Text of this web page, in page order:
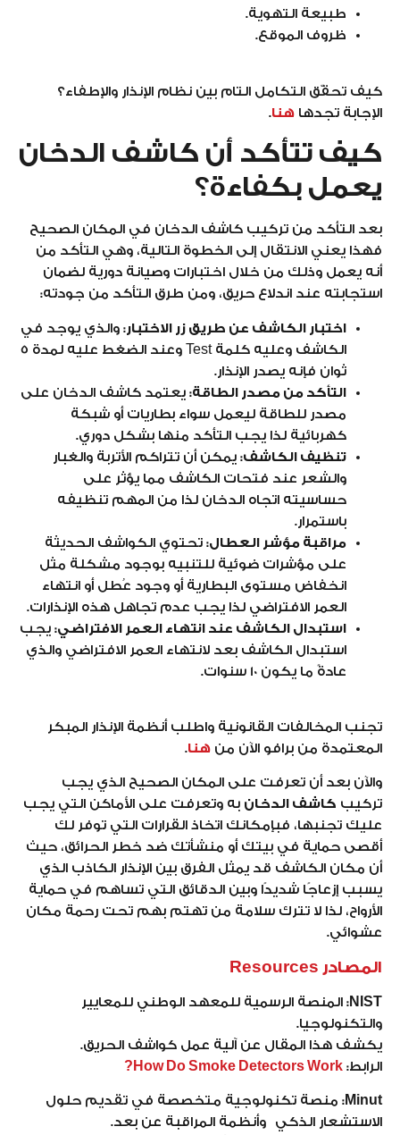
طبيعة التهوية.
ظروف الموقع.
كيف تحقّق التكامل التام بين نظام الإنذار والإطفاء؟
الإجابة تجدها هنا.
كيف تتأكد أن كاشف الدخان
يعمل بكفاءة؟
بعد التأكد من تركيب كاشف الدخان في المكان الصحيح
فهذا يعني الانتقال إلى الخطوة التالية، وهي التأكد من
أنه يعمل وذلك من خلال اختبارات وصيانة دورية لضمان
استجابته عند اندلاع حريق، ومن طرق التأكد من جودته:
اختبار الكاشف عن طريق زر الاختبار: والذي يوجد في
الكاشف وعليه كلمة Test وعند الضغط عليه لمدة 5
ثوان فإنه يصدر الإنذار.
التأكد من مصدر الطاقة: يعتمد كاشف الدخان على
مصدر للطاقة ليعمل سواء بطاريات أو شبكة
كهربائية لذا يجب التأكد منها بشكل دوري.
تنظيف الكاشف: يمكن أن تتراكم الأتربة والغبار
والشعر عند فتحات الكاشف مما يؤثر على
حساسيته اتجاه الدخان لذا من المهم تنظيفه
باستمرار.
مراقبة مؤشر العطال: تحتوي الكواشف الحديثة
على مؤشرات ضوئية للتنبيه بوجود مشكلة مثل
انخفاض مستوى البطارية أو وجود عُطل أو انتهاء
العمر الافتراضي لذا يجب عدم تجاهل هذه الإنذارات.
استبدال الكاشف عند انتهاء العمر الافتراضي: يجب
استبدال الكاشف بعد لانتهاء العمر الافتراضي والذي
عادةً ما يكون 10 سنوات.
تجنب المخالفات القانونية واطلب أنظمة الإنذار المبكر
المعتمدة من برافو الآن من هنا.
والآن بعد أن تعرفت على المكان الصحيح الذي يجب
تركيب كاشف الدخان به وتعرفت على الأماكن التي يجب
عليك تجنبها، فبإمكانك اتخاذ القرارات التي توفر لك
أقصى حماية في بيتك أو منشأتك ضد خطر الحرائق، حيث
أن مكان الكاشف قد يمثل الفرق بين الإنذار الكاذب الذي
يسبب إزعاجًا شديدًا وبين الدقائق التي تساهم في حماية
الأرواح، لذا لا تترك سلامة من تهتم بهم تحت رحمة مكان
عشوائي.
المصادر Resources
NIST: المنصة الرسمية للمعهد الوطني للمعايير
والتكنولوجيا.
يكشف هذا المقال عن آلية عمل كواشف الحريق.
الرابط: How Do Smoke Detectors Work?
Minut:
منصة تكنولوجية متخصصة في تقديم حلول
الاستشعار الذكي وأنظمة المراقبة عن بعد.